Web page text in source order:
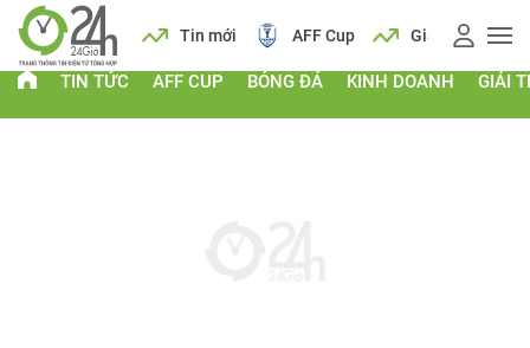
Lịch Tin mới AFF Cup Giá vàng
TIN TỨC AFF CUP BÓNG ĐÁ KINH DOANH GIẢI